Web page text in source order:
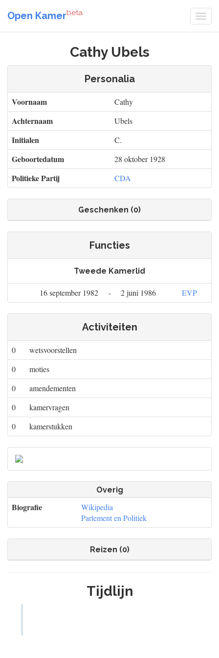
Open Kamerbeta
Cathy Ubels
Personalia
Voornaam Cathy
Achternaam Ubels
Initialen C.
Geboortedatum 28 oktober 1928
Politieke Partij CDA
Geschenken (0)
Functies
Tweede Kamerlid
16 september 1982 - 2 juni 1986 EVP
Activiteiten
0
wetsvoorstellen
0
moties
0
amendementen
0
kamervragen
0
kamerstukken
Overig
Biografie
Wikipedia
Parlement en Politiek
Reizen (0)
Tijdlijn